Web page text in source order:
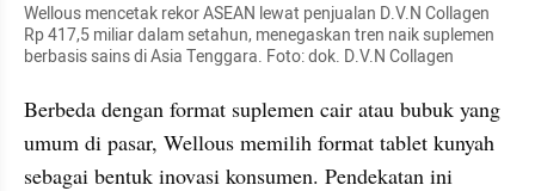
Wellous mencetak rekor ASEAN lewat penjualan D.V.N Collagen
Rp 417,5 miliar dalam setahun, menegaskan tren naik suplemen
berbasis sains di Asia Tenggara. Foto: dok. D.V.N Collagen
Berbeda dengan format suplemen cair atau bubuk yang
umum di pasar, Wellous memilih format tablet kunyah
sebagai bentuk inovasi konsumen. Pendekatan ini